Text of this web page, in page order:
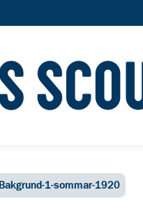
Bakgrund-1-sommar-1920